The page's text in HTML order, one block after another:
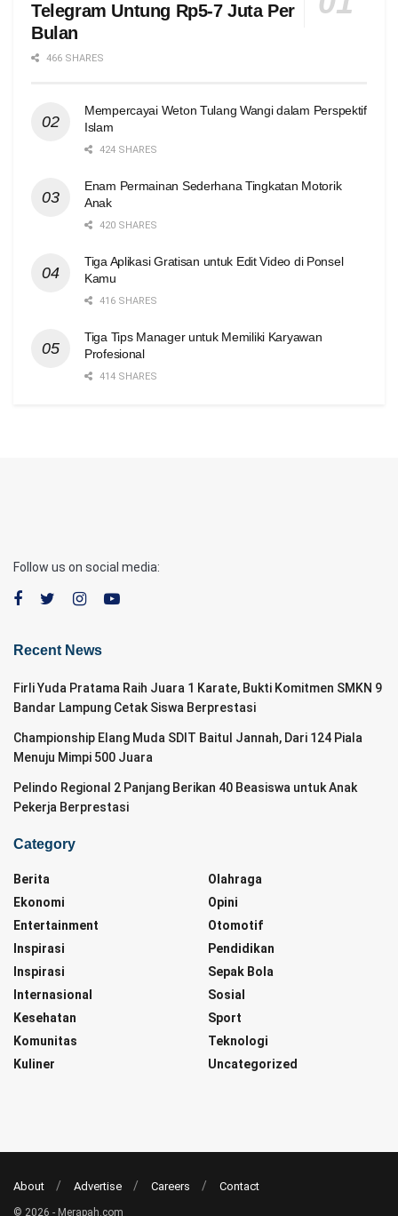
Telegram Untung Rp5-7 Juta Per
Bulan
466 SHARES
Mempercayai Weton Tulang Wangi dalam Perspektif
Islam
424 SHARES
Enam Permainan Sederhana Tingkatan Motorik
Anak
420 SHARES
Tiga Aplikasi Gratisan untuk Edit Video di Ponsel
Kamu
416 SHARES
Tiga Tips Manager untuk Memiliki Karyawan
Profesional
414 SHARES
Follow us on social media:
Recent News
Firli Yuda Pratama Raih Juara 1 Karate, Bukti Komitmen SMKN 9
Bandar Lampung Cetak Siswa Berprestasi
Championship Elang Muda SDIT Baitul Jannah, Dari 124 Piala
Menuju Mimpi 500 Juara
Pelindo Regional 2 Panjang Berikan 40 Beasiswa untuk Anak
Pekerja Berprestasi
Category
Berita
Ekonomi
Entertainment
Inspirasi
Inspirasi
Internasional
Kesehatan
Komunitas
Kuliner
Olahraga
Opini
Otomotif
Pendidikan
Sepak Bola
Sosial
Sport
Teknologi
Uncategorized
About Advertise Careers Contact
© 2026 - Merapah.com